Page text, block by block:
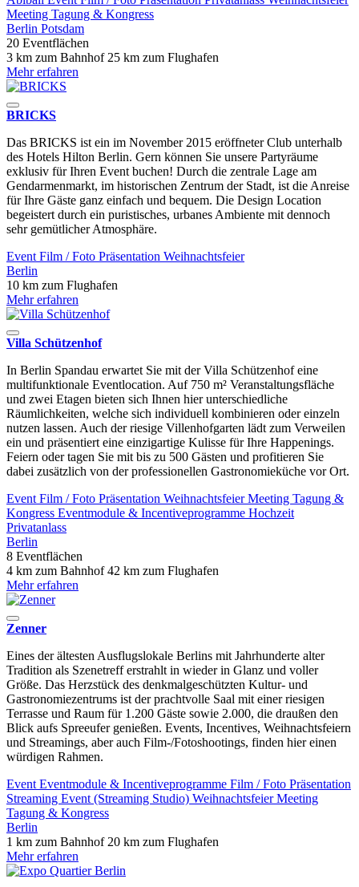
Meeting Tagung & Kongress
Berlin Potsdam
20 Eventflächen
3 km zum Bahnhof 25 km zum Flughafen
Mehr erfahren
BRICKS
Das BRICKS ist ein im November 2015 eröffneter Club unterhalb
des Hotels Hilton Berlin. Gern können Sie unsere Partyräume
exklusiv für Ihren Event buchen! Durch die zentrale Lage am
Gendarmenmarkt, im historischen Zentrum der Stadt, ist die Anreise
für Ihre Gäste ganz einfach und bequem. Die Design Location
begeistert durch ein puristisches, urbanes Ambiente mit dennoch
sehr gemütlicher Atmosphäre.
Event Film / Foto Präsentation Weihnachtsfeier
Berlin
10 km zum Flughafen
Mehr erfahren
Villa Schützenhof
In Berlin Spandau erwartet Sie mit der Villa Schützenhof eine
multifunktionale Eventlocation. Auf 750 m² Veranstaltungsfläche
und zwei Etagen bieten sich Ihnen hier unterschiedliche
Räumlichkeiten, welche sich individuell kombinieren oder einzeln
nutzen lassen. Auch der riesige Villenhofgarten lädt zum Verweilen
ein und präsentiert eine einzigartige Kulisse für Ihre Happenings.
Feiern oder tagen Sie mit bis zu 500 Gästen und profitieren Sie
dabei zusätzlich von der professionellen Gastronomieküche vor Ort.
Event Film / Foto Präsentation WeihnachtsfeierMeeting Tagung &
Kongress Eventmodule & Incentiveprogramme Hochzeit
Privatanlass
Berlin
8 Eventflächen
4 km zum Bahnhof42 km zum Flughafen
Mehr erfahren
Zenner
Eines der ältesten Ausflugslokale Berlins mit Jahrhunderte alter
Tradition als Szenetreff erstrahlt in wieder in Glanz und voller
Größe. Das Herzstück des denkmalgeschützten Kultur- und
Gastronomiezentrums ist der prachtvolle Saal mit einer riesigen
Terrasse und Raum für 1.200 Gäste sowie 2.000, die draußen den
Blick aufs Spreeufer genießen. Events, Incentives, Weihnachtsfeiern
und Streamings, aber auch Film-/Fotoshootings, finden hier einen
würdigen Rahmen.
Event Eventmodule & Incentiveprogramme Film / Foto Präsentation
Streaming Event (Streaming Studio) WeihnachtsfeierMeeting
Tagung & Kongress
Berlin
1 km zum Bahnhof 20 km zum Flughafen
Mehr erfahren